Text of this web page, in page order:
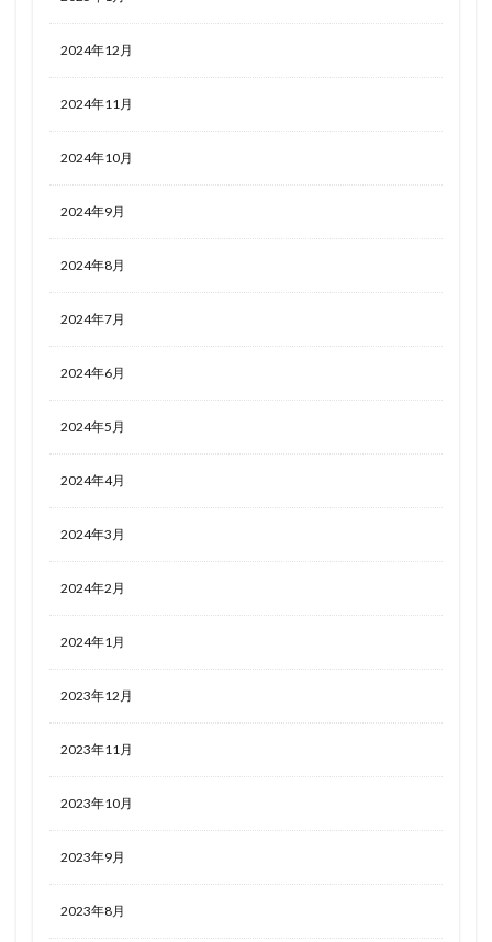
2024年12月
2024年11月
2024年10月
2024年9月
2024年8月
2024年7月
2024年6月
2024年5月
2024年4月
2024年3月
2024年2月
2024年1月
2023年12月
2023年11月
2023年10月
2023年9月
2023年8月